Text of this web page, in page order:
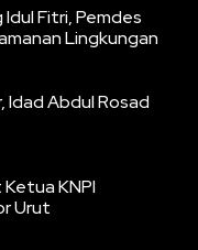
Fitri, Pemdes
Lingkungan
Idad Abdul Rosad
KNPI
Urut